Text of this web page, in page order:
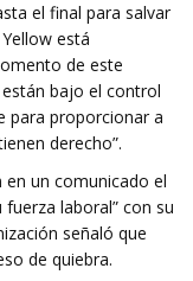
el final para salvar
está
de este
bajo el control
para proporcionar a
derecho”.
un comunicado el
laboral” con su
señaló que
de quiebra.